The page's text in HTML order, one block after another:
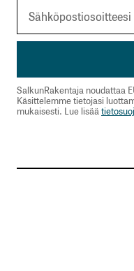
SalkunRakentaja noudattaa
Käsittelemme tietojasi
mukaisesti. Lue lisää